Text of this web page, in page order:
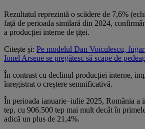
Rezultatul reprezintă o scădere de 7,6%
față de perioada similară din 2024,
a producției interne de țiței.
Citește și: Pe modelul Dan Voiculescu,
Ionel Arsene se pregătesc să scape de
În contrast cu declinul producției interne,
înregistrat o creștere semnificativă.
În perioada ianuarie–iulie 2025, România a
tep, cu 906.500 tep mai mult decât în
adică un plus de 21,4%.